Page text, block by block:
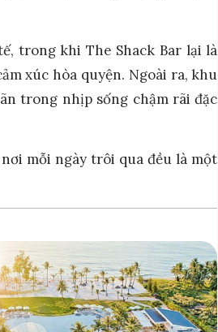
trong khi The Shack Bar lại là
xúc hòa quyện. Ngoài ra, khu
trong nhịp sống chậm rãi đặc
mỗi ngày trôi qua đều là một